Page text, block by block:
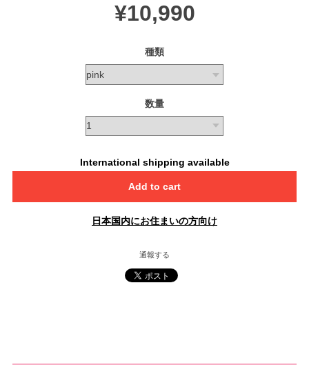
¥10,990
種類
数量
International shipping available
Add to cart
日本国内にお住まいの方向け
通報する